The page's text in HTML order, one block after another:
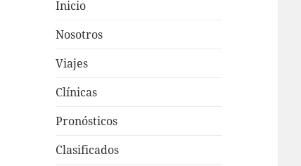
Inicio
Nosotros
Viajes
Clínicas
Pronósticos
Clasificados